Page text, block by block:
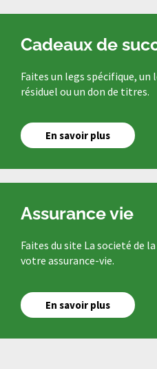
Cadeaux de
Faites un legs spécifique,
résiduel ou un don de titres.
En savoir plus
Assurance vie
Faites du site La societé de
votre assurance-vie.
En savoir plus